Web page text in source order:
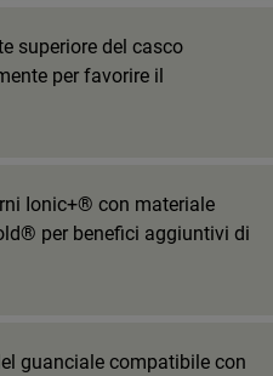
superiore del casco
per favorire il
Ionic+® con materiale
per benefici aggiuntivi di
guanciale compatibile con